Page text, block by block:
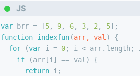
JS
var brr = [5, 9, 6, 3, 2 , 5];
function indexfun(arr, val ) {
for (var i = 0; i < arr. length ;
if (arr[i] == val) {
return i;